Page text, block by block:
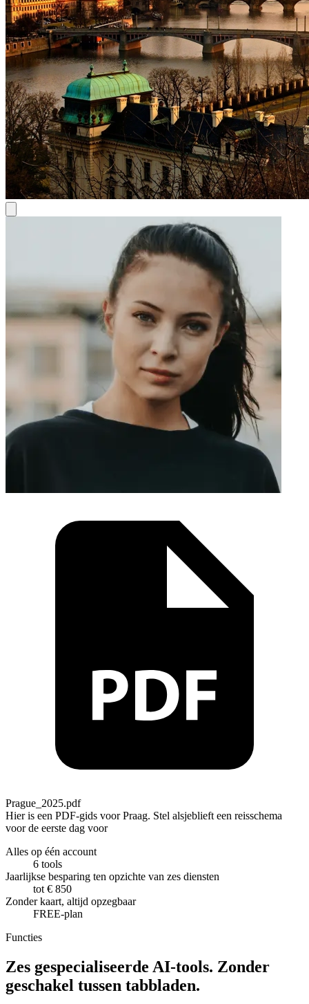
Prague_2025.pdf
Hier is een PDF-gids voor Praag. Stel alsjeblieft een reisschema
voor de eerste dag voor met een tijdsplan, beginnend om 10:00 uur.
Alles op één account
6 tools
Jaarlijkse besparing ten opzichte van zes diensten
tot € 850
Zonder kaart, altijd opzegbaar
FREE-plan
Functies
Zes gespecialiseerde AI-tools. Zonder
geschakel tussen tabbladen.